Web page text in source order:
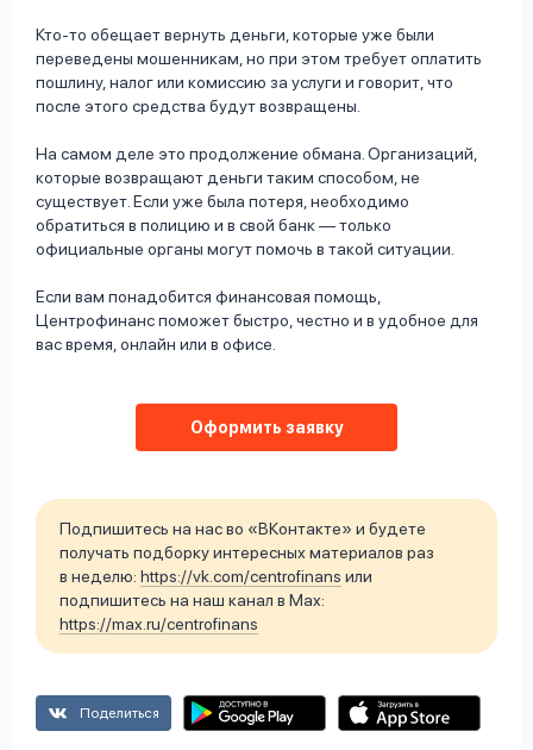
Кто-то обещает вернуть деньги, которые уже были
переведены мошенникам, но при этом требует оплатить
пошлину, налог или комиссию за услуги и говорит, что
после этого средства будут возвращены.
На самом деле это продолжение обмана. Организаций,
которые возвращают деньги таким способом, не
существует. Если уже была потеря, необходимо
обратиться в полицию и в свой банк — только
официальные органы могут помочь в такой ситуации.
Если вам понадобится финансовая помощь,
Центрофинанс поможет быстро, честно и в удобное для
вас время, онлайн или в офисе.
Оформить заявку
Подпишитесь на нас во «ВКонтакте» и будете
получать подборку интересных материалов раз
в неделю: https://vk.com/centrofinans или
подпишитесь на наш канал в Max:
https://max.ru/centrofinans
Поделиться